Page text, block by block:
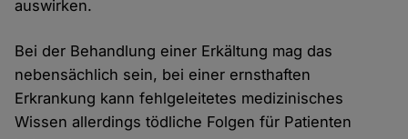
auswirken.
Bei der Behandlung einer Erkältung mag das
nebensächlich sein, bei einer ernsthaften
Erkrankung kann fehlgeleitetes medizinisches
Wissen allerdings tödliche Folgen für Patienten